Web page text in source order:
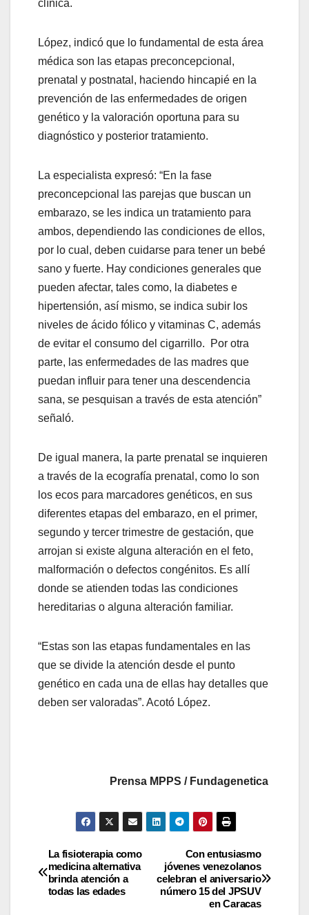
clínica.
López, indicó que lo fundamental de esta área
médica son las etapas preconcepcional,
prenatal y postnatal, haciendo hincapié en la
prevención de las enfermedades de origen
genético y la valoración oportuna para su
diagnóstico y posterior tratamiento.
La especialista expresó: “En la fase
preconcepcional las parejas que buscan un
embarazo, se les indica un tratamiento para
ambos, dependiendo las condiciones de ellos,
por lo cual, deben cuidarse para tener un bebé
sano y fuerte. Hay condiciones generales que
pueden afectar, tales como, la diabetes e
hipertensión, así mismo, se indica subir los
niveles de ácido fólico y vitaminas C, además
de evitar el consumo del cigarrillo. Por otra
parte, las enfermedades de las madres que
puedan influir para tener una descendencia
sana, se pesquisan a través de esta atención”
señaló.
De igual manera, la parte prenatal se inquieren
a través de la ecografía prenatal, como lo son
los ecos para marcadores genéticos, en sus
diferentes etapas del embarazo, en el primer,
segundo y tercer trimestre de gestación, que
arrojan si existe alguna alteración en el feto,
malformación o defectos congénitos. Es allí
donde se atienden todas las condiciones
hereditarias o alguna alteración familiar.
“Estas son las etapas fundamentales en las
que se divide la atención desde el punto
genético en cada una de ellas hay detalles que
deben ser valoradas”. Acotó López.
Prensa MPPS / Fundagenetica
Con entusiasmo
jóvenes venezolanos
celebran el aniversario
número 15 del JPSUV
en Caracas
La fisioterapia como
medicina alternativa
brinda atención a
todas las edades